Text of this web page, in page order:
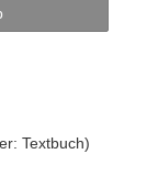
Textbuch)